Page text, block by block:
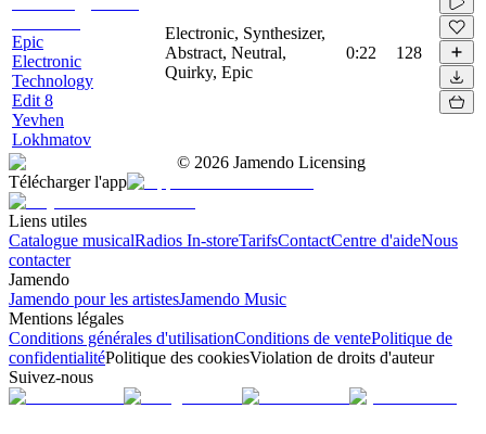
Epic
Electronic
Technology
Edit 8
Yevhen
Lokhmatov
Electronic, Synthesizer,
Abstract, Neutral,
Quirky, Epic
0:22 128
© 2026 Jamendo Licensing
Télécharger l'app
Liens utiles
Catalogue musicalRadios In-storeTarifsContactCentre d'aideNous
contacter
Jamendo
Jamendo pour les artistesJamendo Music
Mentions légales
Conditions générales d'utilisationConditions de ventePolitique de
confidentialitéPolitique des cookiesViolation de droits d'auteur
Suivez-nous